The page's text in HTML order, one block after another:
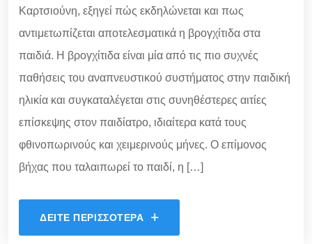
Καρτσιούνη, εξηγεί πώς εκδηλώνεται και πως
αντιμετωπίζεται αποτελεσματικά η βρογχίτιδα στα
παιδιά. Η βρογχίτιδα είναι μία από τις πιο συχνές
παθήσεις του αναπνευστικού συστήματος στην παιδική
ηλικία και συγκαταλέγεται στις συνηθέστερες αιτίες
επίσκεψης στον παιδίατρο, ιδιαίτερα κατά τους
φθινοπωρινούς και χειμερινούς μήνες. Ο επίμονος
βήχας που ταλαιπωρεί το παιδί, η […]
ΔΕΊΤΕ ΠΕΡΙΣΣΌΤΕΡΑ